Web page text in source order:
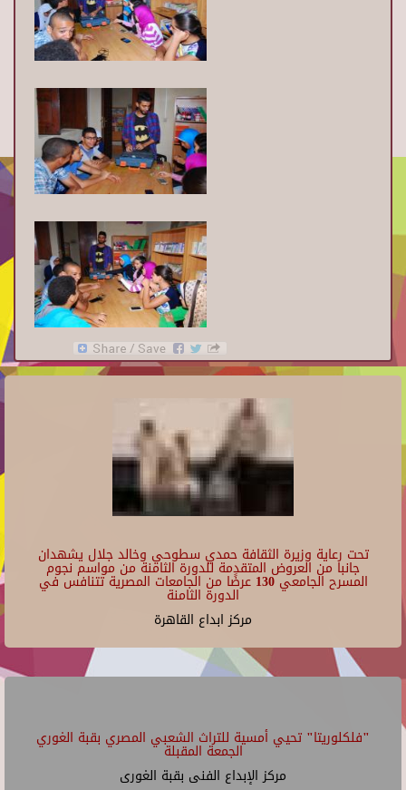
تحت رعاية وزيرة الثقافة حمدي سطوحي وخالد جلال يشهدان
جانبا من العروض المتقدمة للدورة الثامنة من مواسم نجوم
المسرح الجامعي 130 عرضًا من الجامعات المصرية تتنافس في
الدورة الثامنة
مركز ابداع القاهرة
"فلكلوريتا" تحيي أمسية للتراث الشعبي المصري بقبة الغوري
الجمعة المقبلة
مركز الإبداع الفنى بقبة الغورى